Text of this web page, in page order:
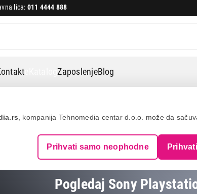
, kompanija Tehnomedia centar d.o.o. može da
Prihvati samo neophodne
lica: 011 4444 888
eKatalogZaposlenjeBlog
Pogledaj Sony